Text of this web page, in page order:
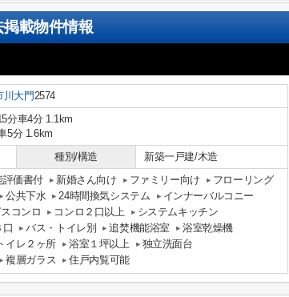
掲載物件情報
川大門2574
分車4分 1.1km
5分 1.6km
種別/構造 新築一戸建/木造
評価書付 新婚さん向け ファミリー向け
フローリング
公共下水 24時間換気システム
インナーバルコニー
コンロ コンロ２口以上
システムキッチン
口 バス・トイレ別 追焚機能浴室
浴室乾燥機
イレ２ヶ所 浴室１坪以上
独立洗面台
複層ガラス 住戸内覧可能